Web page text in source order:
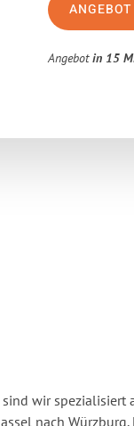
Angebotin 15
sind wir
nach